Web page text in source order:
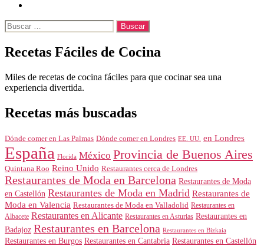
Buscar:
Recetas Fáciles de Cocina
Miles de recetas de cocina fáciles para que cocinar sea una
experiencia divertida.
Recetas más buscadas
Dónde comer en Las Palmas Dónde comer en Londres EE. UU. en Londres
España Florida México Provincia de Buenos Aires
Quintana Roo Reino Unido Restaurantes cerca de Londres
Restaurantes de Moda en Barcelona Restaurantes de Moda
en Castellón Restaurantes de Moda en Madrid Restaurantes de
Moda en Valencia Restaurantes de Moda en Valladolid Restaurantes en
Albacete Restaurantes en Alicante Restaurantes en Asturias Restaurantes en
Badajoz Restaurantes en Barcelona Restaurantes en Bizkaia
Restaurantes en Burgos Restaurantes en Cantabria Restaurantes en Castellón